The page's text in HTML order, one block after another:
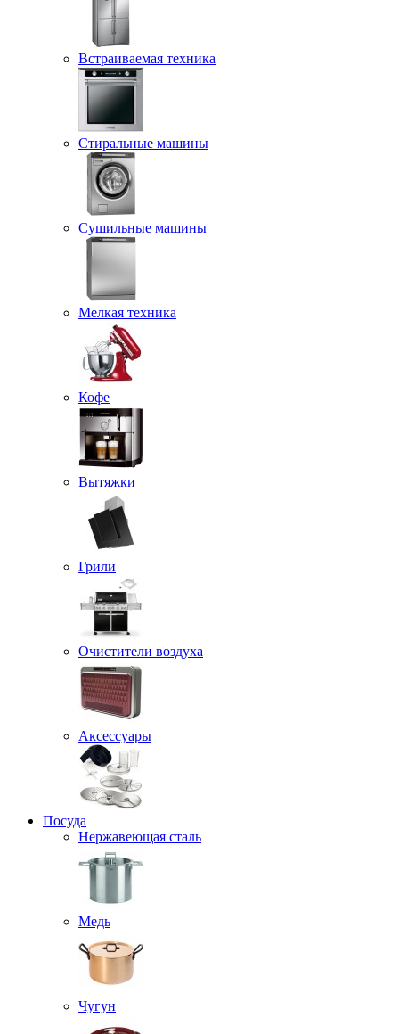
Встраиваемая техника
Стиральные машины
Сушильные машины
Мелкая техника
Кофе
Вытяжки
Грили
Очистители воздуха
Аксессуары
Посуда
Нержавеющая сталь
Медь
Чугун